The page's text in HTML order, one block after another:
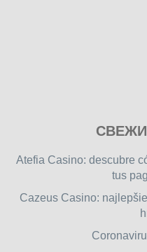
free
games
Atefia Casino: descubre
tus
Cazeus Casino: